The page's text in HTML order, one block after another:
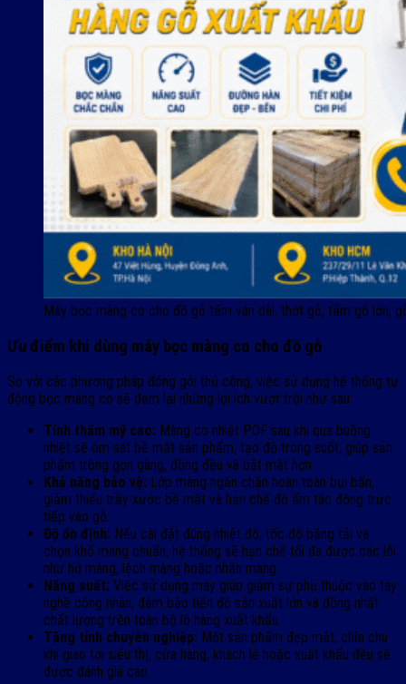
Máy bọc màng co cho đồ gỗ tấm ván dài, thớt gỗ, tấm gỗ lớn,
Ưu điểm khi dùng máy bọc màng co cho đồ gỗ
So với các phương pháp đóng gói thủ công, việc sử dụng hệ thống tự
động bọc màng co sẽ đem lại những lợi ích vượt trội như sau:
Tính thẩm mỹ cao: Màng co nhiệt POF sau khi qua buồng
nhiệt sẽ ôm sát bề mặt sản phẩm, tạo độ trong suốt, giúp sản
phẩm trông gọn gàng, đồng đều và bắt mắt hơn.
Khả năng bảo vệ: Lớp màng ngăn chặn hoàn toàn bụi bẩn,
giảm thiểu trầy xước bề mặt và hạn chế độ ẩm tác động trực
tiếp vào gỗ.
Độ ổn định: Nếu cài đặt đúng nhiệt độ, tốc độ băng tải và
chọn khổ màng chuẩn, hệ thống sẽ hạn chế tối đa được các lỗi
như hở màng, lệch màng hoặc nhăn màng.
Năng suất: Việc sử dụng máy giúp giảm sự phụ thuộc vào tay
nghề công nhân, đảm bảo tiến độ sản xuất lớn và đồng nhất
chất lượng trên toàn bộ lô hàng xuất khẩu.
Tăng tính chuyên nghiệp: Một sản phẩm đẹp mắt, chỉn chu
khi giao tới siêu thị, cửa hàng, khách lẻ hoặc xuất khẩu đều sẽ
được đánh giá cao.